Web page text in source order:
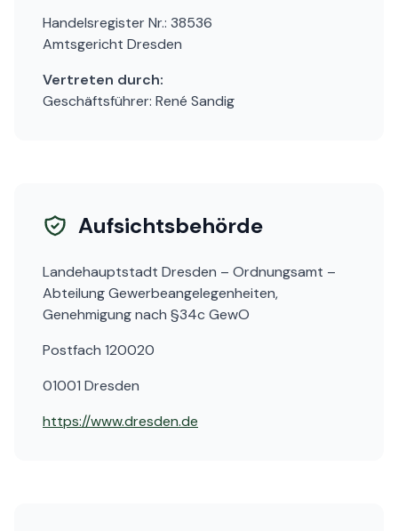
Handelsregister Nr.: 38536
Amtsgericht Dresden
Vertreten durch:
Geschäftsführer: René Sandig
Aufsichtsbehörde
Landehauptstadt Dresden – Ordnungsamt –
Abteilung Gewerbeangelegenheiten,
Genehmigung nach §34c GewO
Postfach 120020
01001 Dresden
https://www.dresden.de